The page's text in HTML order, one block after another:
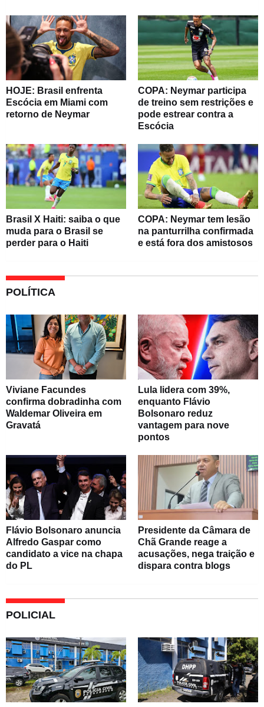
HOJE: Brasil enfrenta
Escócia em Miami com
retorno de Neymar
COPA: Neymar participa
de treino sem restrições e
pode estrear contra a
Escócia
Brasil X Haiti: saiba o que
muda para o Brasil se
perder para o Haiti
COPA: Neymar tem lesão
na panturrilha confirmada
e está fora dos amistosos
POLÍTICA
Viviane Facundes
confirma dobradinha com
Waldemar Oliveira em
Gravatá
Lula lidera com 39%,
enquanto Flávio
Bolsonaro reduz
vantagem para nove
pontos
Flávio Bolsonaro anuncia
Alfredo Gaspar como
candidato a vice na chapa
do PL
Presidente da Câmara de
Chã Grande reage a
acusações, nega traição e
dispara contra blogs
POLICIAL